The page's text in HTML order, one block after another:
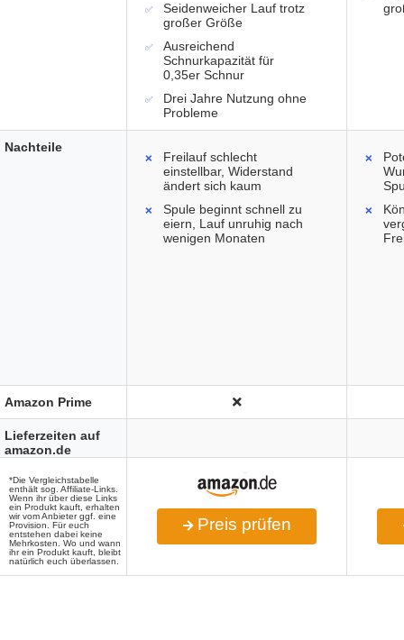
Seidenweicher Lauf trotz
großer Größe
Ausreichend
Schnurkapazität für
0,35er Schnur
Drei Jahre Nutzung ohne
Probleme
Freilauf schlecht
einstellbar, Widerstand
ändert sich kaum
Spule beginnt schnell zu
eiern, Lauf unruhig nach
wenigen Monaten
Preis prüfen
Nachteile
Amazon Prime
Lieferzeiten auf
amazon.de
*Die Vergleichstabelle
enthält sog. Affiliate-Links.
Wenn ihr über diese Links
ein Produkt kauft, erhalten
wir vom Anbieter ggf. eine
Provision. Für euch
entstehen dabei keine
Mehrkosten. Wo und wann
ihr ein Produkt kauft, bleibt
natürlich euch überlassen.